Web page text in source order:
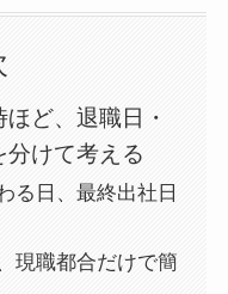
ど、退職日・
けて考える
る日、最終出社日
現職都合だけで簡